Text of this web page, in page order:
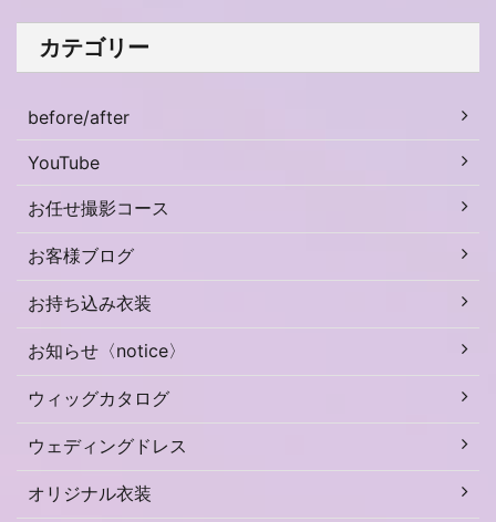
カテゴリー
before/after
YouTube
お任せ撮影コース
お客様ブログ
お持ち込み衣装
お知らせ〈notice〉
ウィッグカタログ
ウェディングドレス
オリジナル衣装